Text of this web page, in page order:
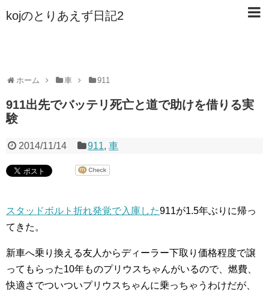
kojのとりあえず日記2
ホーム 車 911
911出先でバッテリ死亡と道で助けを借りる実
験
2014/11/14 911,車
スタッドボルト折れ発覚で入庫した911が1.5年ぶりに帰っ
てきた。
新車へ乗り換える友人からディーラー下取り価格程度で譲
ってもらった10年ものプリウスちゃんがいるので、燃費、
快適さでついついプリウスちゃんに乗っちゃうわけだが、